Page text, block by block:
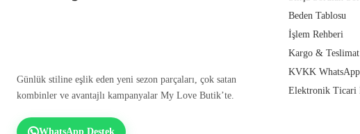
Günlük stiline eşlik eden yeni sezon parçaları, çok satan
kombinler ve avantajlı kampanyalar My Love Butik’te.
WhatsApp Destek
Beden Tablosu
İşlem Rehberi
Kargo & Teslimat
KVKK WhatsApp
Elektronik Ticari